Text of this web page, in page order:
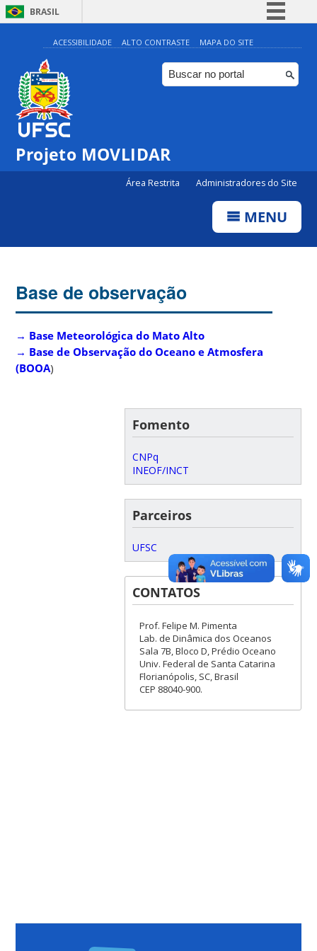
BRASIL
Simplifique!
Comunica BR
Participe
ACESSIBILIDADE ALTO CONTRASTE MAPA DO SITE
Projeto MOVLIDAR
Área Restrita Administradores do Site
MENU
Base de observação
→ Base Meteorológica do Mato Alto
→ Base de Observação do Oceano e Atmosfera
(BOOA)
Fomento
CNPq
INEOF/INCT
Parceiros
UFSC
CONTATOS
Prof. Felipe M. Pimenta
Lab. de Dinâmica dos Oceanos
Sala 7B, Bloco D, Prédio Oceano
Univ. Federal de Santa Catarina
Florianópolis, SC, Brasil
CEP 88040-900.